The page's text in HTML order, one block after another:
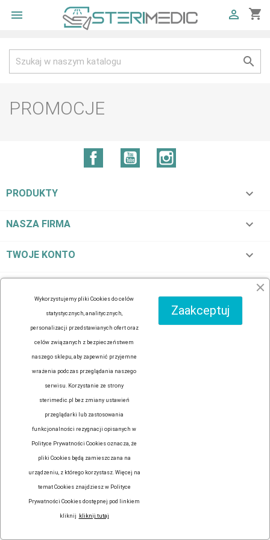
 shopping_cart


PROMOCJE
Facebook YouTube
PRODUKTY 
NASZA FIRMA 
TWOJE KONTO 
Wykorzystujemy pliki Cookies do celów
statystycznych, analitycznych,
personalizacji przedstawianych ofert oraz
celów związanych z bezpieczeństwem
naszego sklepu, aby zapewnić przyjemne
wrażenia podczas przeglądania naszego
serwisu. Korzystanie ze strony
sterimedic.pl bez zmiany ustawień
przeglądarki lub zastosowania
funkcjonalności rezygnacji opisanych w
Polityce Prywatności Cookies oznacza, że
pliki Cookies będą zamieszczana na
urządzeniu, z którego korzystasz. Więcej na
temat Cookies znajdziesz w Polityce
Prywatności Cookies dostępnej pod linkiem
kliknij kliknij tutaj
Zaakceptuj